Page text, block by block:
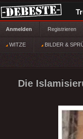
Anmelden Registrieren
WITZE BILDER &
Die